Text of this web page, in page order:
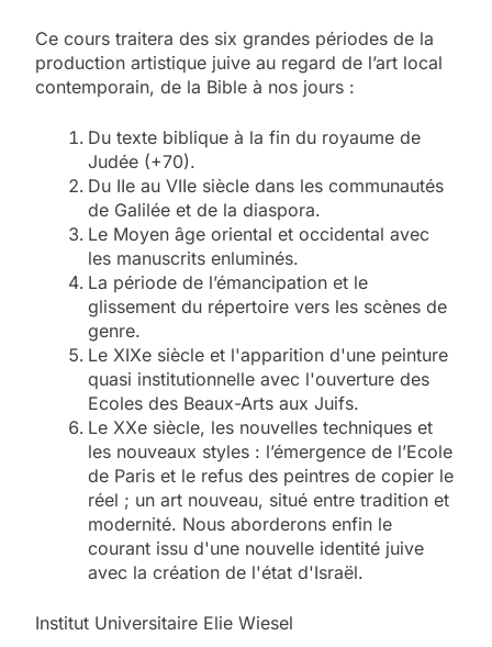
Ce cours traitera des six grandes périodes de la
production artistique juive au regard de l’art local
contemporain, de la Bible à nos jours :
Du texte biblique à la fin du royaume de
Judée (+70).
Du IIe au VIIe siècle dans les communautés
de Galilée et de la diaspora.
Le Moyen âge oriental et occidental avec
les manuscrits enluminés.
La période de l’émancipation et le
glissement du répertoire vers les scènes de
genre.
Le XIXe siècle et l'apparition d'une peinture
quasi institutionnelle avec l'ouverture des
Ecoles des Beaux-Arts aux Juifs.
Le XXe siècle, les nouvelles techniques et
les nouveaux styles : l’émergence de l’Ecole
de Paris et le refus des peintres de copier le
réel ; un art nouveau, situé entre tradition et
modernité. Nous aborderons enfin le
courant issu d'une nouvelle identité juive
avec la création de l'état d'Israël.
Institut Universitaire Elie Wiesel